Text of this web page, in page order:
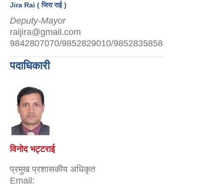
Jira Rai ( जिरा राई )
Deputy-Mayor
raijira@gmail.com
9842807070/9852829010/9852835858
पदाधिकारी
विनोद भट्टराई
प्रमुख प्रशासकीय अधिकृत
Email: